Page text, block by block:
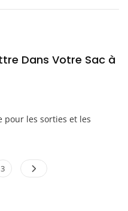
Dans Votre Sac à
pour les sorties et les
Page
3